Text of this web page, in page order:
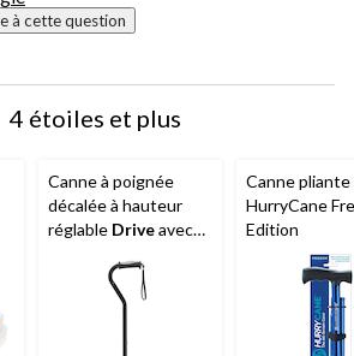
à cette question
4 étoiles et plus
Canne à poignée
décalée à hauteur
réglable Driveavec
Canne pliante
HurryCane
Edition